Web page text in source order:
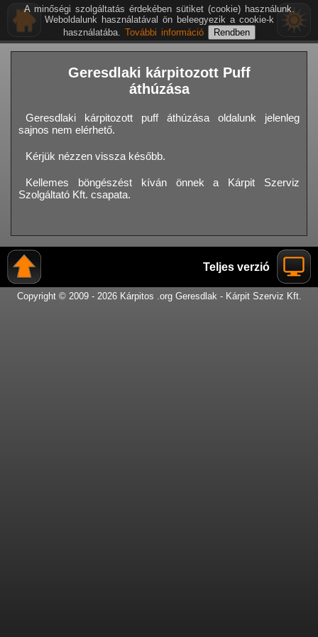
Geresdlaki kárpitozott Puff
áthúzása
Geresdlaki kárpitozott puff áthúzása oldalunk jelenleg
sajnos nem elérhető.
Kérjük nézzen vissza később.
Kellemes böngészést kíván önnek a Kárpit Szerviz
Szolgáltató Kft. csapata.
Teljes verzió
Copyright © 2009 - 2026 Kárpitos .org Geresdlak - Kárpit Szerviz Kft.
A minőségi szolgáltatás érdekében sütiket (cookie) használunk.
Weboldalunk használatával ön beleegyezik a cookie-k
használatába. További információ